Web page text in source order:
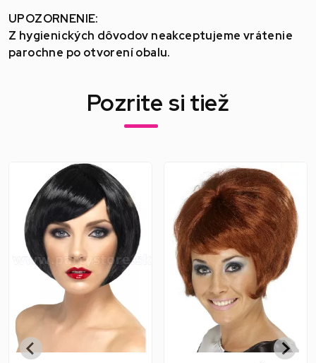
UPOZORNENIE:
Z hygienických dôvodov neakceptujeme vrátenie
parochne po otvorení obalu.
Pozrite si tiež